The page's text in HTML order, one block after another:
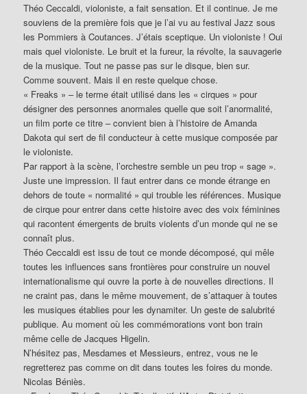
Théo Ceccaldi, violoniste, a fait sensation. Et il continue. Je me
souviens de la première fois que je l’ai vu au festival Jazz sous
les Pommiers à Coutances. J’étais sceptique. Un violoniste ! Oui
mais quel violoniste. Le bruit et la fureur, la révolte, la sauvagerie
de la musique. Tout ne passe pas sur le disque, bien sur.
Comme souvent. Mais il en reste quelque chose.
« Freaks » – le terme était utilisé dans les « cirques » pour
désigner des personnes anormales quelle que soit l’anormalité,
un film porte ce titre – convient bien à l’histoire de Amanda
Dakota qui sert de fil conducteur à cette musique composée par
le violoniste.
Par rapport à la scène, l’orchestre semble un peu trop « sage ».
Juste une impression. Il faut entrer dans ce monde étrange en
dehors de toute « normalité » qui trouble les références. Musique
de cirque pour entrer dans cette histoire avec des voix féminines
qui racontent émergents de bruits violents d’un monde qui ne se
connaît plus.
Théo Ceccaldi est issu de tout ce monde décomposé, qui mêle
toutes les influences sans frontières pour construire un nouvel
internationalisme qui ouvre la porte à de nouvelles directions. Il
ne craint pas, dans le même mouvement, de s’attaquer à toutes
les musiques établies pour les dynamiter. Un geste de salubrité
publique. Au moment où les commémorations vont bon train
même celle de Jacques Higelin.
N’hésitez pas, Mesdames et Messieurs, entrez, vous ne le
regretterez pas comme on dit dans toutes les foires du monde.
Nicolas Béniès.